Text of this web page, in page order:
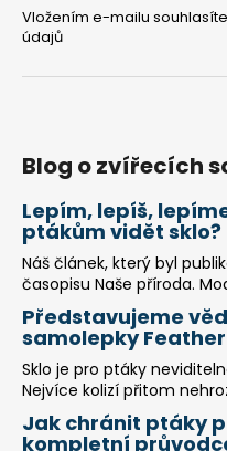
Vložením e-mailu
údajů
Blog o zvířecích
Lepím, lepíš,
ptákům vidět sklo?
Náš článek, který byl
časopisu Naše příroda.
Představujeme
samolepky
Sklo je pro ptáky
Nejvíce kolizí přitom
Jak chránit ptáky
kompletní